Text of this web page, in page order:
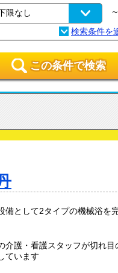
この条件で検索
備として2タイプの機械浴を
介護・看護スタッフが切れ
ています